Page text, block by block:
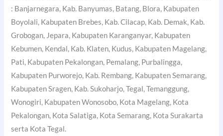
: Banjarnegara, Kab. Banyumas, Batang, Blora, Kabupaten
Boyolali, Kabupaten Brebes, Kab. Cilacap, Kab. Demak, Kab.
Grobogan, Jepara, Kabupaten Karanganyar, Kabupaten
Kebumen, Kendal, Kab. Klaten, Kudus, Kabupaten Magelang,
Pati, Kabupaten Pekalongan, Pemalang, Purbalingga,
Kabupaten Purworejo, Kab. Rembang, Kabupaten Semarang,
Kabupaten Sragen, Kab. Sukoharjo, Tegal, Temanggung,
Wonogiri, Kabupaten Wonosobo, Kota Magelang, Kota
Pekalongan, Kota Salatiga, Kota Semarang, Kota Surakarta
serta Kota Tegal.